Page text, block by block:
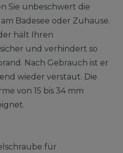
Sie unbeschwert die
Badesee oder Zuhause.
hält Ihren
und verhindert so
Nach Gebrauch ist er
wieder verstaut. Die
von 15 bis 34 mm
für